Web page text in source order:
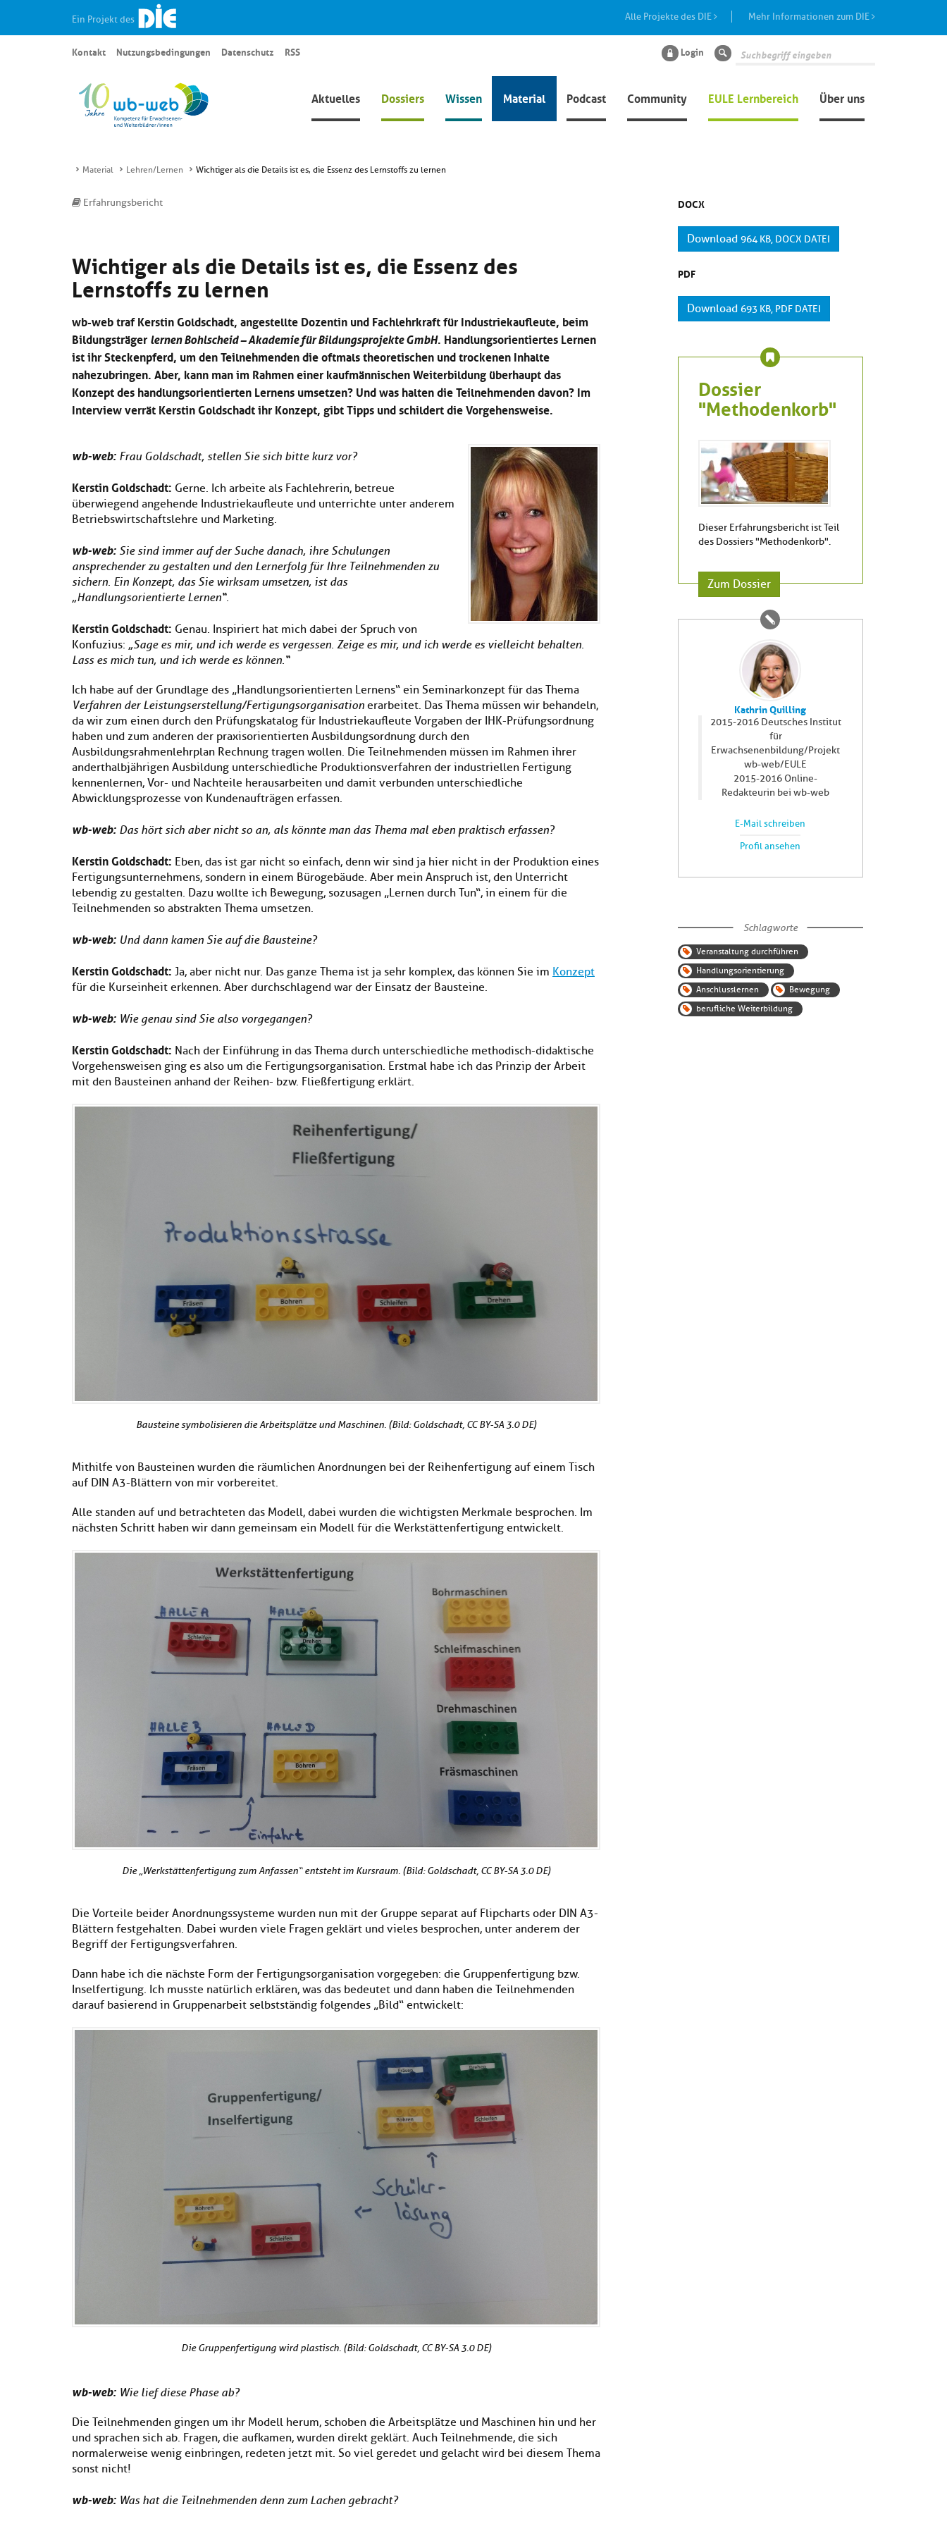
Ein Projekt des Alle Projekte des DIE Mehr Informationen zum DIE
Aktuelles Dossiers Wissen Material Podcast Community EULE Lernbereich Über uns
Kontakt Nutzungsbedingungen Datenschutz RSS Login Suche
Material Lehren/Lernen Wichtiger als die Details ist es, die Essenz des Lernstoffs zu lernen
Erfahrungsbericht
Wichtiger als die Details ist es, die Essenz des
Lernstoffs zu lernen
wb-web traf Kerstin Goldschadt, angestellte Dozentin und Fachlehrkraft für Industriekaufleute, beim
Bildungsträger lernen Bohlscheid – Akademie für Bildungsprojekte GmbH. Handlungsorientiertes Lernen
ist ihr Steckenpferd, um den Teilnehmenden die oftmals theoretischen und trockenen Inhalte
nahezubringen. Aber, kann man im Rahmen einer kaufmännischen Weiterbildung überhaupt das
Konzept des handlungsorientierten Lernens umsetzen? Und was halten die Teilnehmenden davon? Im
Interview verrät Kerstin Goldschadt ihr Konzept, gibt Tipps und schildert die Vorgehensweise.
wb-web: Frau Goldschadt, stellen Sie sich bitte kurz vor?
Kerstin Goldschadt: Gerne. Ich arbeite als Fachlehrerin, betreue
überwiegend angehende Industriekaufleute und unterrichte unter anderem
Betriebswirtschaftslehre und Marketing.
wb-web: Sie sind immer auf der Suche danach, ihre Schulungen
ansprechender zu gestalten und den Lernerfolg für Ihre Teilnehmenden zu
sichern. Ein Konzept, das Sie wirksam umsetzen, ist das
„Handlungsorientierte Lernen“.
Kerstin Goldschadt: Genau. Inspiriert hat mich dabei der Spruch von
Konfuzius: „Sage es mir, und ich werde es vergessen. Zeige es mir, und ich werde es vielleicht behalten.
Lass es mich tun, und ich werde es können.“
Ich habe auf der Grundlage des „Handlungsorientierten Lernens“ ein Seminarkonzept für das Thema
Verfahren der Leistungserstellung/Fertigungsorganisation erarbeitet. Das Thema müssen wir behandeln,
da wir zum einen durch den Prüfungskatalog für Industriekaufleute Vorgaben der IHK-Prüfungsordnung
haben und zum anderen der praxisorientierten Ausbildungsordnung durch den
Ausbildungsrahmenlehrplan Rechnung tragen wollen. Die Teilnehmenden müssen im Rahmen ihrer
anderthalbjährigen Ausbildung unterschiedliche Produktionsverfahren der industriellen Fertigung
kennenlernen, Vor- und Nachteile herausarbeiten und damit verbunden unterschiedliche
Abwicklungsprozesse von Kundenaufträgen erfassen.
wb-web: Das hört sich aber nicht so an, als könnte man das Thema mal eben praktisch erfassen?
Kerstin Goldschadt: Eben, das ist gar nicht so einfach, denn wir sind ja hier nicht in der Produktion eines
Fertigungsunternehmens, sondern in einem Bürogebäude. Aber mein Anspruch ist, den Unterricht
lebendig zu gestalten. Dazu wollte ich Bewegung, sozusagen „Lernen durch Tun“, in einem für die
Teilnehmenden so abstrakten Thema umsetzen.
wb-web: Und dann kamen Sie auf die Bausteine?
Kerstin Goldschadt: Ja, aber nicht nur. Das ganze Thema ist ja sehr komplex, das können Sie im Konzept
für die Kurseinheit erkennen. Aber durchschlagend war der Einsatz der Bausteine.
wb-web: Wie genau sind Sie also vorgegangen?
Kerstin Goldschadt: Nach der Einführung in das Thema durch unterschiedliche methodisch-didaktische
Vorgehensweisen ging es also um die Fertigungsorganisation. Erstmal habe ich das Prinzip der Arbeit
mit den Bausteinen anhand der Reihen- bzw. Fließfertigung erklärt.
Bausteine symbolisieren die Arbeitsplätze und Maschinen. (Bild: Goldschadt, CC BY-SA 3.0 DE)
Mithilfe von Bausteinen wurden die räumlichen Anordnungen bei der Reihenfertigung auf einem Tisch
auf DIN A3-Blättern von mir vorbereitet.
Alle standen auf und betrachteten das Modell, dabei wurden die wichtigsten Merkmale besprochen. Im
nächsten Schritt haben wir dann gemeinsam ein Modell für die Werkstättenfertigung entwickelt.
Die „Werkstättenfertigung zum Anfassen“ entsteht im Kursraum. (Bild: Goldschadt, CC BY-SA 3.0 DE)
Die Vorteile beider Anordnungssysteme wurden nun mit der Gruppe separat auf Flipcharts oder DIN A3-
Blättern festgehalten. Dabei wurden viele Fragen geklärt und vieles besprochen, unter anderem der
Begriff der Fertigungsverfahren.
Dann habe ich die nächste Form der Fertigungsorganisation vorgegeben: die Gruppenfertigung bzw.
Inselfertigung. Ich musste natürlich erklären, was das bedeutet und dann haben die Teilnehmenden
darauf basierend in Gruppenarbeit selbstständig folgendes „Bild“ entwickelt:
Die Gruppenfertigung wird plastisch. (Bild: Goldschadt, CC BY-SA 3.0 DE)
wb-web: Wie lief diese Phase ab?
Die Teilnehmenden gingen um ihr Modell herum, schoben die Arbeitsplätze und Maschinen hin und her
und sprachen sich ab. Fragen, die aufkamen, wurden direkt geklärt. Auch Teilnehmende, die sich
normalerweise wenig einbringen, redeten jetzt mit. So viel geredet und gelacht wird bei diesem Thema
sonst nicht!
wb-web: Was hat die Teilnehmenden denn zum Lachen gebracht?
DOCX
Download 964 KB, DOCX DATEI
PDF
Download 693 KB, PDF DATEI
Dossier
"Methodenkorb"
Dieser Erfahrungsbericht ist Teil
des Dossiers "Methodenkorb".
Zum Dossier
Kathrin Quilling
2015-2016 Deutsches Institut
für
Erwachsenenbildung/Projekt
wb-web/EULE
2015-2016 Online-
Redakteurin bei wb-web
E-Mail schreiben
Profil ansehen
Schlagworte
Veranstaltung durchführen
Handlungsorientierung
Anschlusslernen
Bewegung
berufliche Weiterbildung